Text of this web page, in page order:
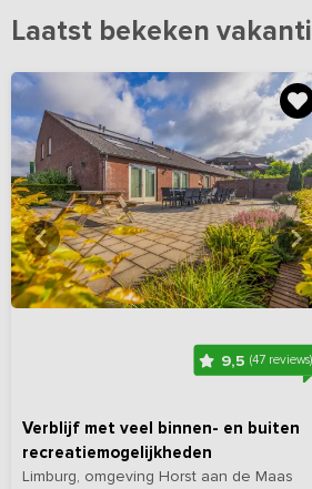
volwassenen ontspannen met natuur,
Laatst bekeken
9,5(47 reviews)
Verblijf met veel binnen- en buiten
recreatiemogelijkheden
Limburg, omgeving Horst aan de Maas
Bekijkhieralle foto's